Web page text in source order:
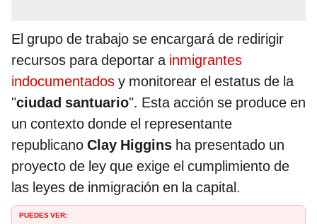
El grupo de trabajo se encargará de redirigir
recursos para deportar a inmigrantes
indocumentados y monitorear el estatus de la
"ciudad santuario". Esta acción se produce en
un contexto donde el representante
republicano Clay Higgins ha presentado un
proyecto de ley que exige el cumplimiento de
las leyes de inmigración en la capital.
PUEDES VER: